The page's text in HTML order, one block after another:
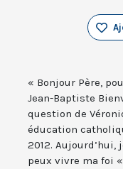
« Bonjour Père,
Jean-Baptiste
question de
éducation
2012.
peux vivre ma foi